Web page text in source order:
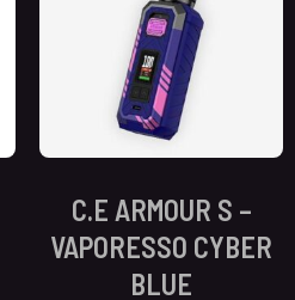
C.E ARMOUR S –
VAPORESSO CYBER
BLUE